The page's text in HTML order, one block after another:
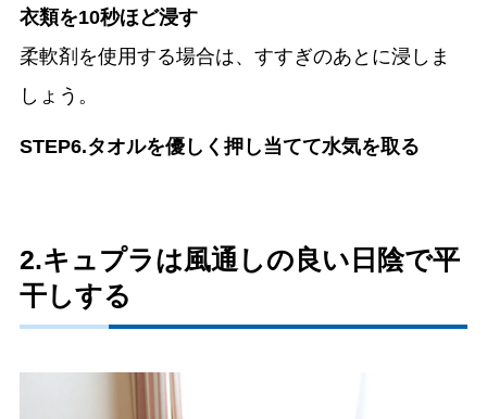
衣類を10秒ほど浸す
柔軟剤を使用する場合は、すすぎのあとに浸しま
しょう。
STEP6.タオルを優しく押し当てて水気を取る
2.キュプラは風通しの良い日陰で平
干しする